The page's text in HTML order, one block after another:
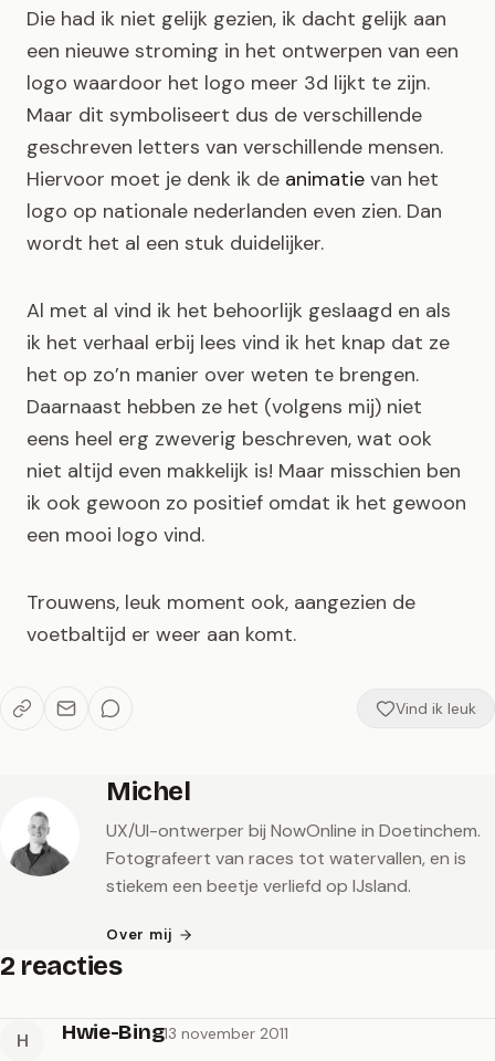
Die had ik niet gelijk gezien, ik dacht gelijk aan
een nieuwe stroming in het ontwerpen van een
logo waardoor het logo meer 3d lijkt te zijn.
Maar dit symboliseert dus de verschillende
geschreven letters van verschillende mensen.
Hiervoor moet je denk ik de animatie van het
logo op nationale nederlanden even zien. Dan
wordt het al een stuk duidelijker.
Al met al vind ik het behoorlijk geslaagd en als
ik het verhaal erbij lees vind ik het knap dat ze
het op zo’n manier over weten te brengen.
Daarnaast hebben ze het (volgens mij) niet
eens heel erg zweverig beschreven, wat ook
niet altijd even makkelijk is! Maar misschien ben
ik ook gewoon zo positief omdat ik het gewoon
een mooi logo vind.
Trouwens, leuk moment ook, aangezien de
voetbaltijd er weer aan komt.
Vind ik leuk
Michel
UX/UI-ontwerper bij NowOnline in Doetinchem.
Fotografeert van races tot watervallen, en is
stiekem een beetje verliefd op IJsland.
Over mij
2 reacties
H Hwie-Bing13 november 2011